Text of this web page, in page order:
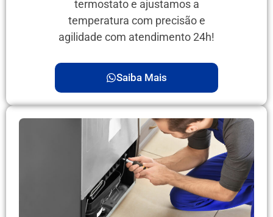
termostato e ajustamos a
temperatura com precisão e
agilidade com atendimento 24h!
Saiba Mais